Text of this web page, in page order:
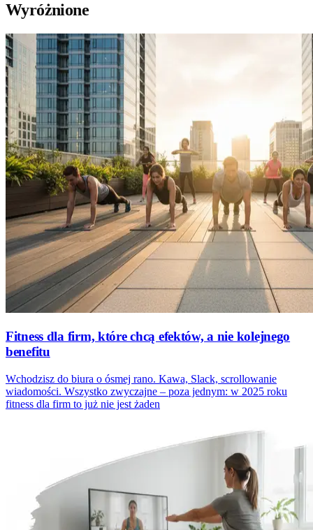
Wyróżnione
Fitness dla firm, które chcą efektów, a nie kolejnego
benefitu
Wchodzisz do biura o ósmej rano. Kawa, Slack, scrollowanie
wiadomości. Wszystko zwyczajne – poza jednym: w 2025 roku
fitness dla firm to już nie jest żaden